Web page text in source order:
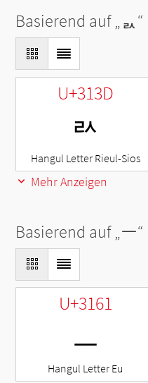
Basierend auf „ᆳ
U+313D
ㄽ
Hangul Letter Rieul-Sios
Mehr Anzeigen
Basierend auf „ᅳ
U+3161
ㅡ
Hangul Letter Eu